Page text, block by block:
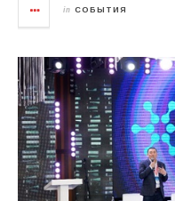
in СОБЫТИЯ